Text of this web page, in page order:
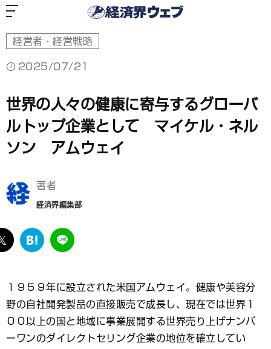
経営者・経営戦略
2025/07/21
世界の人々の健康に寄与するグローバ
ルトップ企業として マイケル・ネル
ソン アムウェイ
著者
経済界編集部
twitter
は
ブ
ッ
ク
マ
ー
ク
LINE
１９５９年に設立された米国アムウェイ。健康や美容分
野の自社開発製品の直接販売で成長し、現在では世界１
００以上の国と地域に事業展開する世界売り上げナンバ
ーワンのダイレクトセリング企業の地位を確立してい